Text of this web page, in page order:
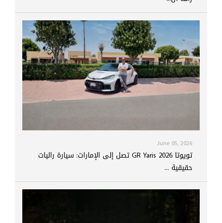
June 05, 2026
تويوتا GR Yaris 2026 تصل إلى الإمارات: سيارة راليات
حقيقية ...